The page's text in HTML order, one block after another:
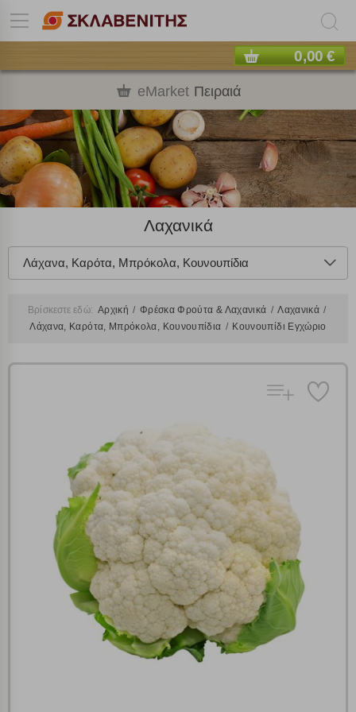
0,00 €
eMarket Πειραιά
Λαχανικά
Λάχανα, Καρότα, Μπρόκολα, Κουνουπίδια
Βρίσκεστε εδώ: Αρχική Φρέσκα Φρούτα & Λαχανικά
Λαχανικά
Λάχανα, Καρότα, Μπρόκολα, Κουνουπίδια
Κουνουπίδι Εγχώριο
Πολλαπλή αναζήτηση
Χρησιμοποιήστε τη για πιο γρήγορη αναζήτηση
προϊόντων.
Γράψτε τα προϊόντα που επιθυμείτε, με κόμμα ανάμεσά
τους, και κάντε κλικ στο κουμπί "Αναζήτηση". Θα
εμφανιστούν αποτελέσματα από όλες τις Κατηγορίες και
για κάθε προϊόν.
Ρυθμίσεις Cookies
Ενημέρωση
Κατά την απλή περιήγηση ή/και χρήση του ιστότοπου συλλέγουμε
αυτόματα δεδομένα σύνδεσης και πληροφορίες σχετικές με την